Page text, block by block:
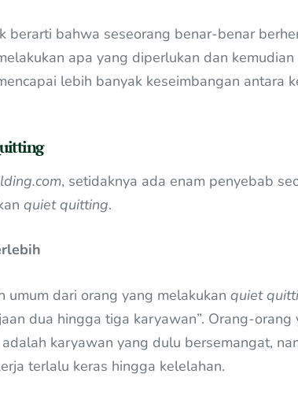
berarti bahwa seseorang benar-benar
apa yang diperlukan dan
lebih banyak keseimbangan antara
, setidaknya ada enam penyebab
quiet quitting.
umum dari orang yang melakukan quiet
dua hingga tiga karyawan”. Orang-orang
karyawan yang dulu bersemangat,
terlalu keras hingga kelelahan.